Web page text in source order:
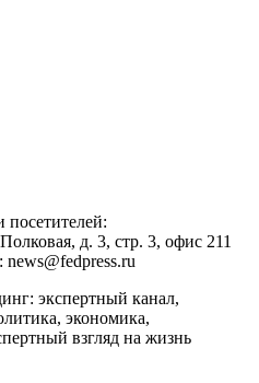
посетителей:
д. 3, стр. 3, офис 211
news@fedpress.ru
экспертный канал,
экономика,
взгляд на жизнь